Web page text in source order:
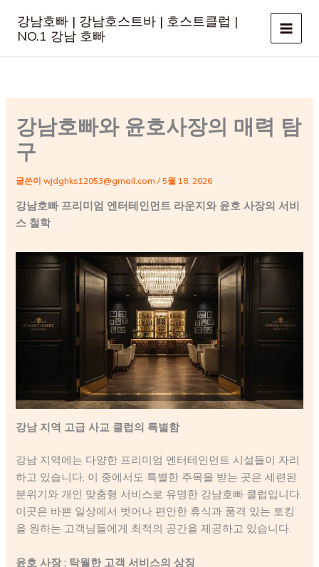
강남호빠 | 강남호스트바 | 호스트클럽 |
NO.1 강남 호빠
강남호빠와 윤호사장의 매력 탐
구
글쓴이wjdghks12053@gmail.com/5월 18, 2026
강남호빠 프리미엄 엔터테인먼트 라운지와 윤호 사장의 서비
스 철학
강남 지역 고급 사교 클럽의 특별함
강남 지역에는 다양한 프리미엄 엔터테인먼트 시설들이 자리
하고 있습니다. 이 중에서도 특별한 주목을 받는 곳은 세련된
분위기와 개인 맞춤형 서비스로 유명한 강남호빠 클럽입니다.
이곳은 바쁜 일상에서 벗어나 편안한 휴식과 품격 있는 토킹
을 원하는 고객님들에게 최적의 공간을 제공하고 있습니다.
윤호 사장 : 탁월한 고객 서비스의 상징